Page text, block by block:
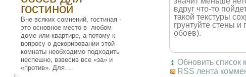
гостиной
Вне всяких сомнений, гостиная -
это основное место в любом
доме или квартире, а потому к
вопросу о декорировании этой
комнаты необходимо подходить
неспешно, взвесив все «за» и
«против». Для…
вдруг что-то
такой текстуры
грунтуйте стены
обоев).
Обновить список
RSS лента